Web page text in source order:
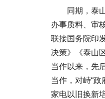
同期，泰山
办事质料、审
联接国务院印
决策》《泰山
当作以来，先
当作，对峙“
家电以旧换新